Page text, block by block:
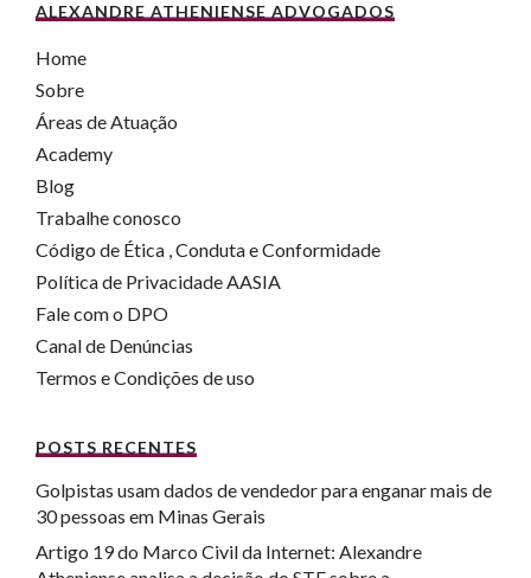
ALEXANDRE ATHENIENSE ADVOGADOS
Home
Sobre
Áreas de Atuação
Academy
Blog
Trabalhe conosco
Código de Ética , Conduta e Conformidade
Política de Privacidade AASIA
Fale com o DPO
Canal de Denúncias
Termos e Condições de uso
POSTS RECENTES
Golpistas usam dados de vendedor para enganar mais de
30 pessoas em Minas Gerais
Artigo 19 do Marco Civil da Internet: Alexandre